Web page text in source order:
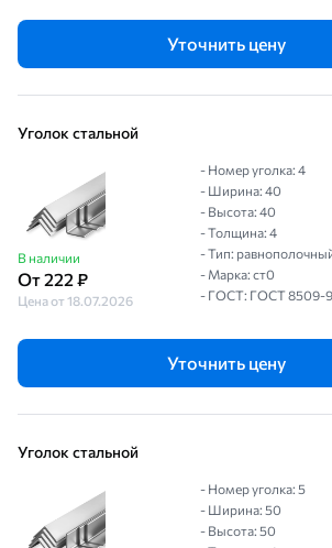
Уточнить цену
Уголок стальной
В наличии
От 222 ₽
Цена от 18.07.2026
- Номер уголка: 4
- Ширина: 40
- Высота: 40
- Толщина: 4
- Тип:
- Марка: ст0
- ГОСТ: ГОСТ 8509-
Уточнить цену
Уголок стальной
- Номер уголка: 5
- Ширина: 50
- Высота: 50